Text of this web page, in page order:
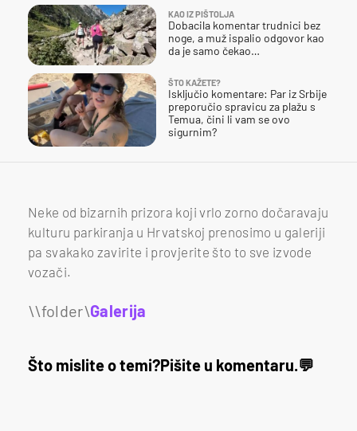
KAO IZ PIŠTOLJA
Dobacila komentar trudnici bez
noge, a muž ispalio odgovor kao
da je samo čekao…
ŠTO KAŽETE?
Isključio komentare: Par iz Srbije
preporučio spravicu za plažu s
Temua, čini li vam se ovo
sigurnim?
Neke od bizarnih prizora koji vrlo zorno dočaravaju
kulturu parkiranja u Hrvatskoj prenosimo u galeriji
pa svakako zavirite i provjerite što to sve izvode
vozači.
Galerija
Što mislite o temi?Pišite u komentaru.